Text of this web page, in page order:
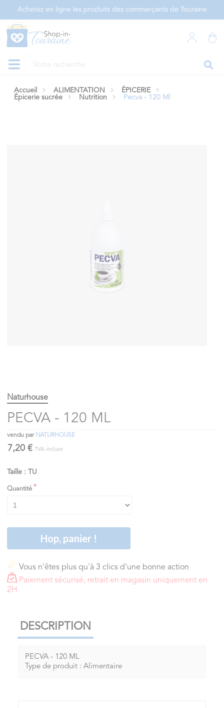
Achetez en ligne les produits des commerçants de Touraine
Accueil ALIMENTATION
ÉPICERIE
Épicerie sucrée
Nutrition Pecva - 120 Ml
Naturhouse
PECVA - 120 ML
vendu par NATURHOUSE
7,20 € TVA incluse
Taille : TU
Quantité
Hop, panier !
Vous n'êtes plus qu'à 3 clics d'une bonne action
Paiement sécurisé, retrait en magasin uniquement en
2H
DESCRIPTION
PECVA - 120 ML
Type de produit : Alimentaire
Panneau de gestion des cookies